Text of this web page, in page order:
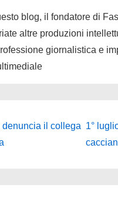
blog, il fondatore di
altre produzioni
giornalistica e
denuncia il collega Il
1°